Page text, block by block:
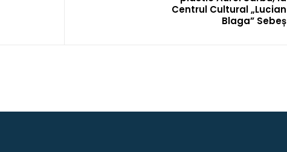
Centrul Cultural „Lucian
Blaga” Sebeș